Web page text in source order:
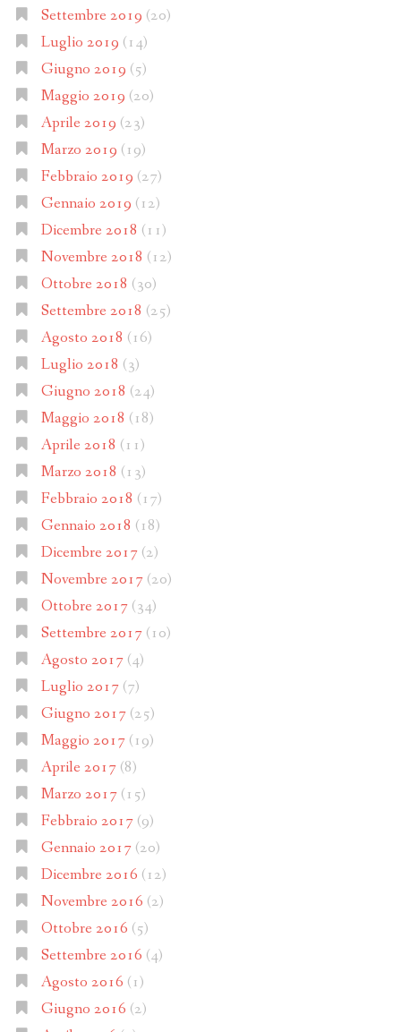
Settembre 2019 (20)
Luglio 2019 (14)
Giugno 2019 (5)
Maggio 2019 (20)
Aprile 2019 (23)
Marzo 2019 (19)
Febbraio 2019 (27)
Gennaio 2019 (12)
Dicembre 2018 (11)
Novembre 2018 (12)
Ottobre 2018 (30)
Settembre 2018 (25)
Agosto 2018 (16)
Luglio 2018 (3)
Giugno 2018 (24)
Maggio 2018 (18)
Aprile 2018 (11)
Marzo 2018 (13)
Febbraio 2018 (17)
Gennaio 2018 (18)
Dicembre 2017(2)
Novembre 2017(20)
Ottobre 2017(34)
Settembre 2017(10)
Agosto 2017(4)
Luglio 2017(7)
Giugno 2017(25)
Maggio 2017(19)
Aprile 2017(8)
Marzo 2017(15)
Febbraio 2017(9)
Gennaio 2017(20)
Dicembre 2016 (12)
Novembre 2016 (2)
Ottobre 2016 (5)
Settembre 2016 (4)
Agosto 2016 (1)
Giugno 2016 (2)